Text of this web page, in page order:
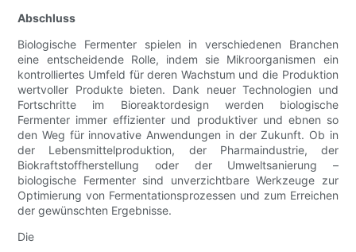
Abschluss
Biologische Fermenter spielen in verschiedenen Branchen
eine entscheidende Rolle, indem sie Mikroorganismen ein
kontrolliertes Umfeld für deren Wachstum und die Produktion
wertvoller Produkte bieten. Dank neuer Technologien und
Fortschritte im Bioreaktordesign werden biologische
Fermenter immer effizienter und produktiver und ebnen so
den Weg für innovative Anwendungen in der Zukunft. Ob in
der Lebensmittelproduktion, der Pharmaindustrie, der
Biokraftstoffherstellung oder der Umweltsanierung –
biologische Fermenter sind unverzichtbare Werkzeuge zur
Optimierung von Fermentationsprozessen und zum Erreichen
der gewünschten Ergebnisse.
Die